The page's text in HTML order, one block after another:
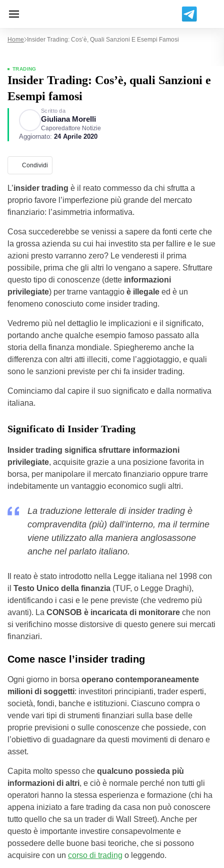
Home Insider Trading: Cos’è, Quali Sanzioni E Esempi Famosi
TRADING
Insider Trading: Cos’è, quali Sanzioni e
Esempi famosi
Scritto da
Giuliana Morelli
Caporedattore Notizie
Aggiornato: 24 Aprile 2020
Condividi
L’insider trading è il reato commesso da chi sfrutta a
proprio favore l’imperfezione più grande del mercato
finanziario: l’asimmetria informativa.
Cosa succederebbe se venissi a sapere da fonti certe che
la grossa azienda su cui hai investito sta per fallire e le sue
azioni presto varranno zero? Le venderesti il prima
possibile, prima che gli altri lo vengano a sapere. Sfruttare
questo tipo di conoscenze (dette informazioni
privilegiate) per trarne vantaggio è illegale ed è un
fenomeno conosciuto come insider trading.
Vedremo più nel dettaglio le implicazioni e il significato,
portando anche qualche esempio famoso passato alla
storia della finanza mondiale. Spiegheremo anche la
differenza con altri atti illeciti, come l’aggiotaggio, e quali
sono le sanzioni previste per chi fa insider trading.
Cominciamo dal capire il suo significato e dalla normativa
italiana.
Significato di Insider Trading
Insider trading significa sfruttare informazioni
privilegiate, acquisite grazie a una posizione favorita in
borsa, per manipolare il mercato finanziario oppure trarre
indebitamente un vantaggio economico sugli altri.
La traduzione letterale di insider trading è
compravendita (più) dall’interno, ma il termine
viene utilizzato alla maniera anglosassone
anche nel parlato italiano.
Il reato è stato introdotto nella Legge italiana nel 1998 con
il Testo Unico della finanzia (TUF, o Legge Draghi),
identificando i casi e le pene previste (che vedremo più
avanti). La CONSOB è incaricata di monitorare che non
si verifichino mosse distorsive di questo genere sui mercati
finanziari.
Come nasce l’insider trading
Ogni giorno in borsa operano contemporaneamente
milioni di soggetti: investitori principianti, trader esperti,
società, fondi, banche e istituzioni. Ciascuno compra o
vende vari tipi di strumenti finanziari sulla base delle
proprie previsioni o sulle conoscenze che possiede, con
l’obiettivo di guadagnare da questi movimenti di denaro e
asset.
Capita molto spesso che qualcuno possieda più
informazioni di altri, e ciò è normale perché non tutti gli
operatori hanno la stessa esperienza e formazione (chi ha
appena iniziato a fare trading da casa non può conoscere
tutto quello che sa un trader di Wall Street). Anche per
questo è importante investire consapevolmente e
possedere delle buone basi teoriche, che si possono
acquisire con un corso di trading o leggendo.